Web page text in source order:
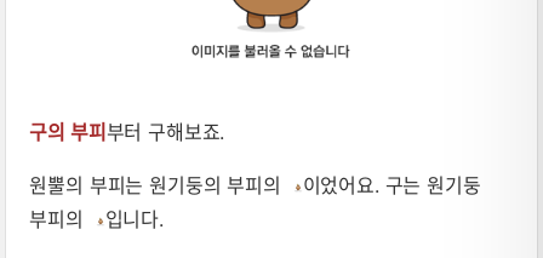
구의 부피 부터 구해보죠.
원뿔의 부피는 원기둥의 부피의
이었어요. 구는 원기둥
부피의
입니다.